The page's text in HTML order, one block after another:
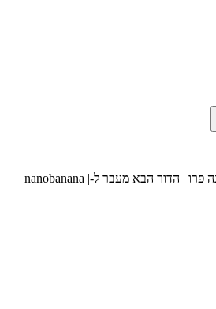
מופעל על ידי Google ננו בננה פרו | הדור הבא מעבר ל-nanobanana |